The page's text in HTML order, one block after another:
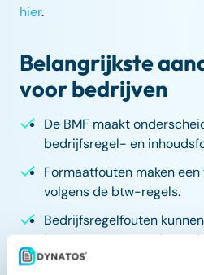
hier.
Belangrijkste
voor bedrijven
De BMF maakt
bedrijfsregel- en
Formaatfouten maken
volgens de btw-regels.
Bedrijfsregelfouten
btw-gegevens en niet-